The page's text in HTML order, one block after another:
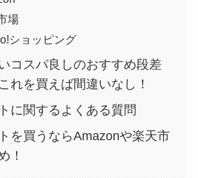
場
ショッピング
コスパ良しのおすすめ段差
れを買えば間違いなし！
に関するよくある質問
を買うならAmazonや楽天市
！